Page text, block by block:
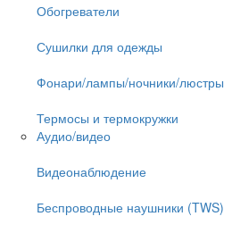
Обогреватели
Сушилки для одежды
Фонари/лампы/ночники/люстры
Термосы и термокружки
Аудио/видео
Видеонаблюдение
Беспроводные наушники (TWS)